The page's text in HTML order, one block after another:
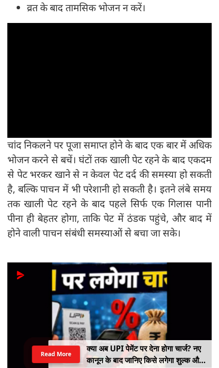
व्रत के बाद तामसिक भोजन न करें।
चांद निकलने पर पूजा समाप्त होने के बाद एक बार में अधि‍क
भोजन करने से बचें। घंटों तक खाली पेट रहने के बाद एकदम
से पेट भरकर खाने से न केवल पेट दर्द की समस्या हो सकती
है, बल्कि पाचन में भी परेशानी हो सकती है। इतने लंबे समय
तक खाली पेट रहने के बाद पहले सिर्फ एक गिलास पानी
पीना ही बेहतर होगा, ताकि पेट में ठंडक पहुंचे, और बाद में
होने वाली पाचन संबंधी समस्याओं से बचा जा सके।
क्या अब UPI पेमेंट पर देना होगा चार्ज? नए
कानून के बाद जानिए किसे लगेगा शुल्क और
Read More